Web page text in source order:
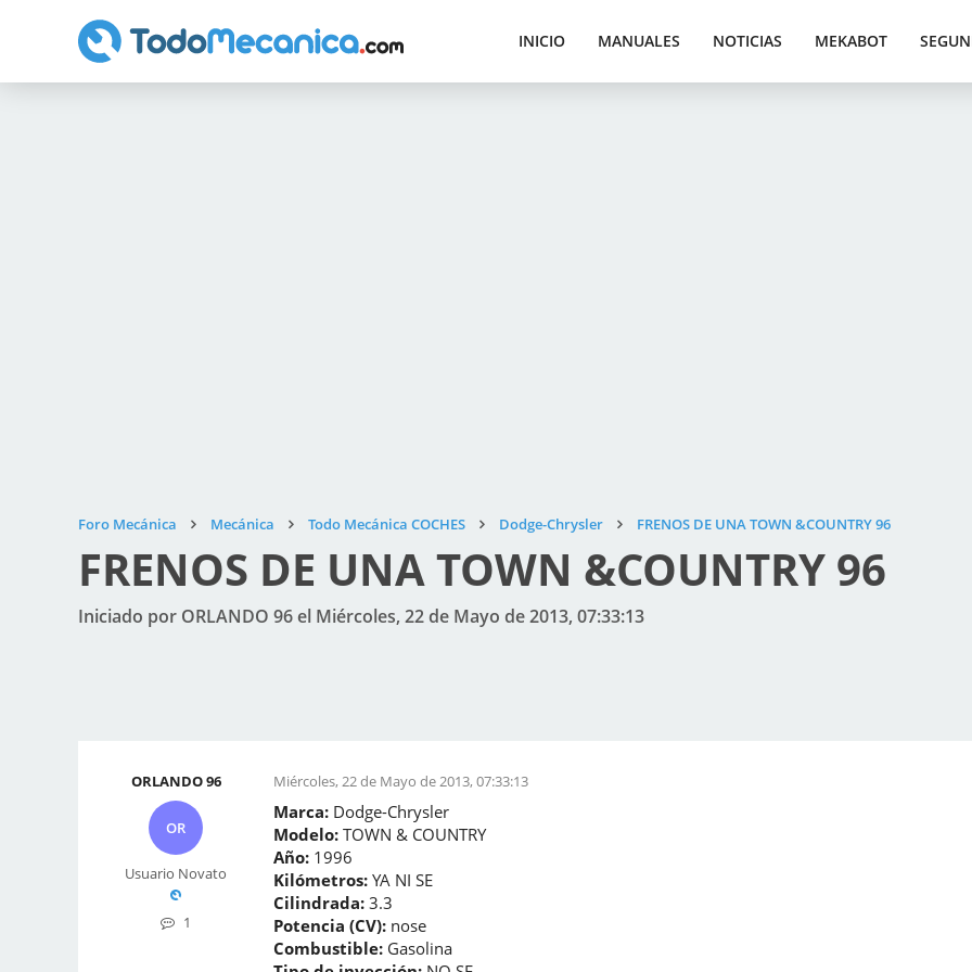
INICIO MANUALES NOTICIAS MEKABOT
Foro Mecánica Mecánica Todo Mecánica COCHES Dodge-Chrysler FRENOS DE UNA TOWN &COUNTRY 96
FRENOS DE UNA TOWN &COUNTRY 96
Iniciado por ORLANDO 96 el Miércoles, 22 de Mayo de 2013, 07:33:13
ORLANDO 96
OR
Usuario Novato
1
Miércoles, 22 de Mayo de 2013, 07:33:13
Marca: Dodge-Chrysler
Modelo: TOWN & COUNTRY
Año: 1996
Kilómetros: YA NI SE
Cilindrada: 3.3
Potencia (CV): nose
Combustible: Gasolina